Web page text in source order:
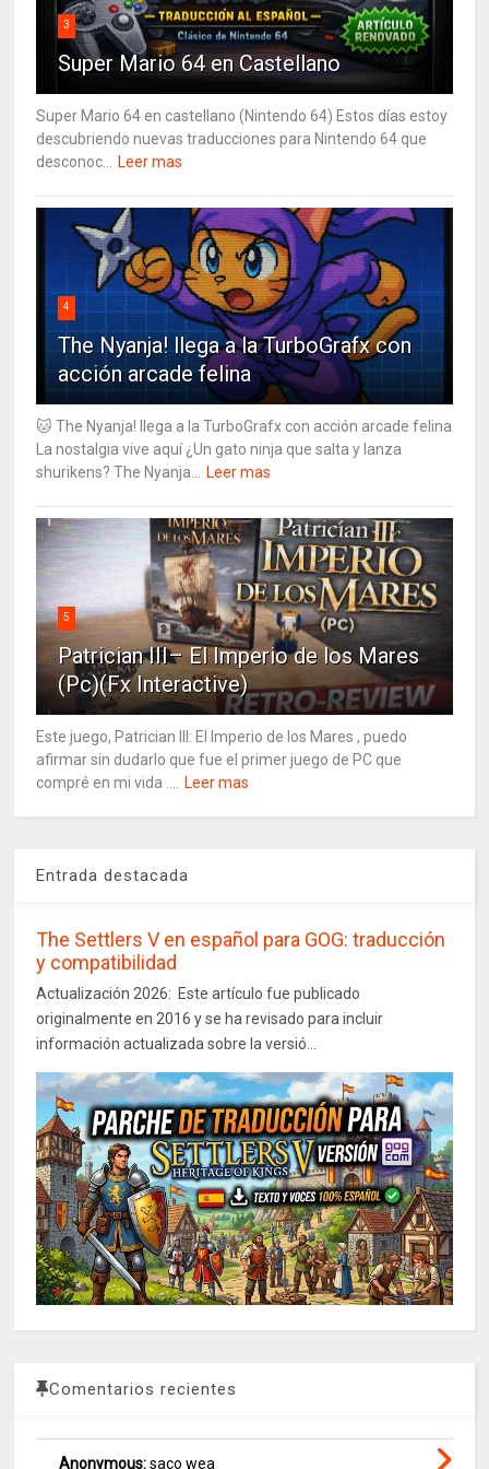
3
Super Mario 64 en Castellano
Super Mario 64 en castellano (Nintendo 64) Estos días estoy
descubriendo nuevas traducciones para Nintendo 64 que
desconoc...
Leer mas
4
The Nyanja! llega a la TurboGrafx con
acción arcade felina
🐱 The Nyanja! llega a la TurboGrafx con acción arcade felina
La nostalgia vive aquí ¿Un gato ninja que salta y lanza
shurikens? The Nyanja...
Leer mas
5
Patrician III– El Imperio de los Mares
(Pc)(Fx Interactive)
Este juego, Patrician III: El Imperio de los Mares , puedo
afirmar sin dudarlo que fue el primer juego de PC que
compré en mi vida ....
Leer mas
Entrada destacada
The Settlers V en español para GOG: traducción
y compatibilidad
Actualización 2026: Este artículo fue publicado
originalmente en 2016 y se ha revisado para incluir
información actualizada sobre la versió...
Comentarios recientes
Anonymous:saco wea